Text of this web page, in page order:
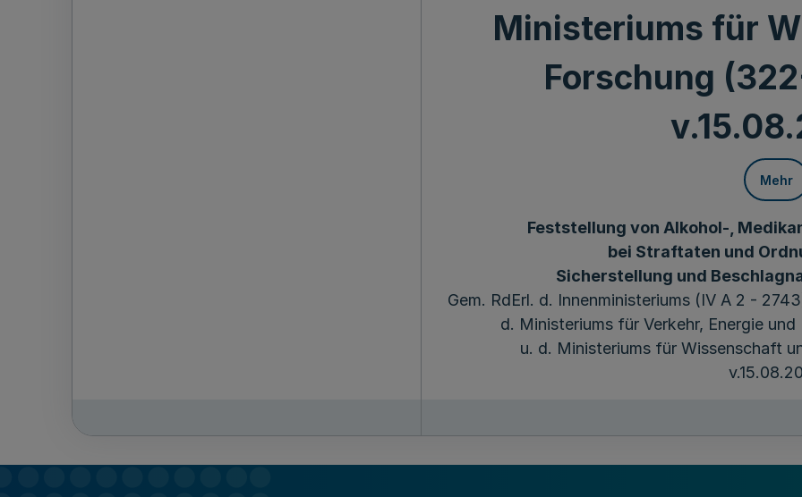
Ministeriums für
Forschung
Mehr
Feststellung von Alkohol-,
bei Straftaten und
Sicherstellung und
Gem. RdErl. d. Innenministeriums (IV A 2 -
d. Ministeriums für Verkehr, Energie
u. d. Ministeriums für Wissenschaft
1